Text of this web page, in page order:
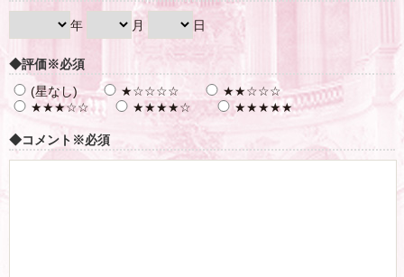
年 月 日
◆評価※必須
(星なし)
★☆☆☆☆
★★☆☆☆
★★★☆☆
★★★★☆ ★★★★★
◆コメント ※必須